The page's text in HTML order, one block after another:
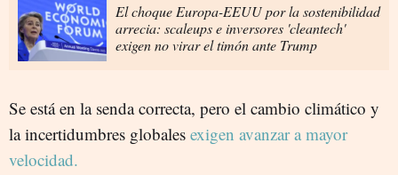
El choque Europa-EEUU por la sostenibilidad
arrecia: scaleups e inversores 'cleantech'
exigen no virar el timón ante Trump
Se está en la senda correcta, pero el cambio climático y
la incertidumbres globales exigen avanzar a mayor
velocidad.